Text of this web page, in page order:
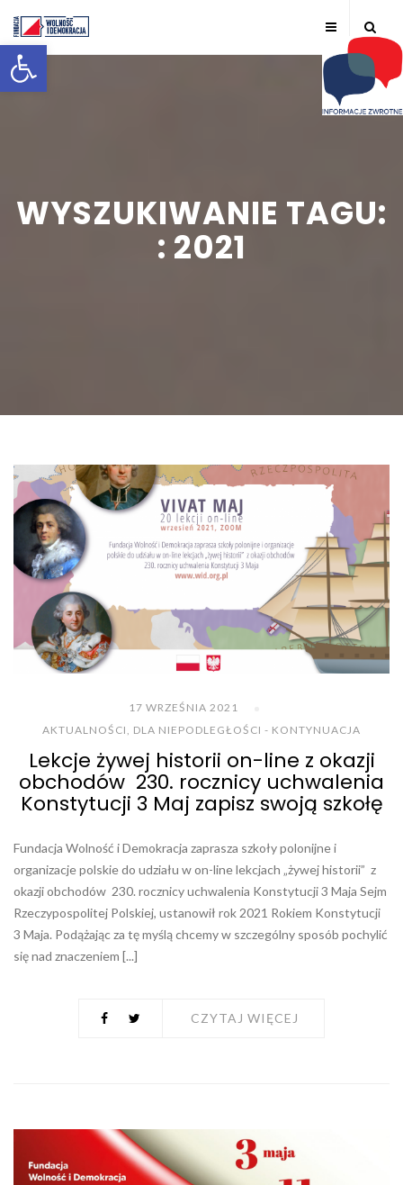
Otwórz pasek narzędzi
WYSZUKIWANIE TAGU:
: 2021
17 WRZEŚNIA 2021
AKTUALNOŚCI, DLA NIEPODLEGŁOŚCI - KONTYNUACJA
Lekcje żywej historii on-line z okazji
obchodów 230. rocznicy uchwalenia
Konstytucji 3 Maj zapisz swoją szkołę
Fundacja Wolność i Demokracja zaprasza szkoły polonijne i
organizacje polskie do udziału w on-line lekcjach „żywej historii” z
okazji obchodów 230. rocznicy uchwalenia Konstytucji 3 Maja Sejm
Rzeczypospolitej Polskiej, ustanowił rok 2021 Rokiem Konstytucji
3 Maja. Podążając za tę myślą chcemy w szczególny sposób pochylić
się nad znaczeniem [...]
CZYTAJ WIĘCEJ